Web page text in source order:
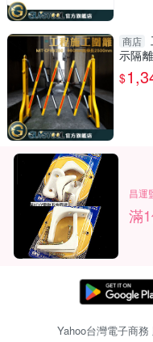
商店
示隔
護圍
$
昌運
滿
Yahoo台灣電子商